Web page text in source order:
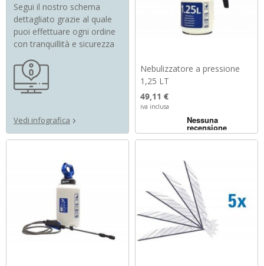
Segui il nostro schema
dettagliato grazie al quale
puoi effettuare ogni ordine
con tranquillità e sicurezza
Vedi infografica
Nebulizzatore a pressione
1,25 LT
Prezzo
49,11 €
iva inclusa